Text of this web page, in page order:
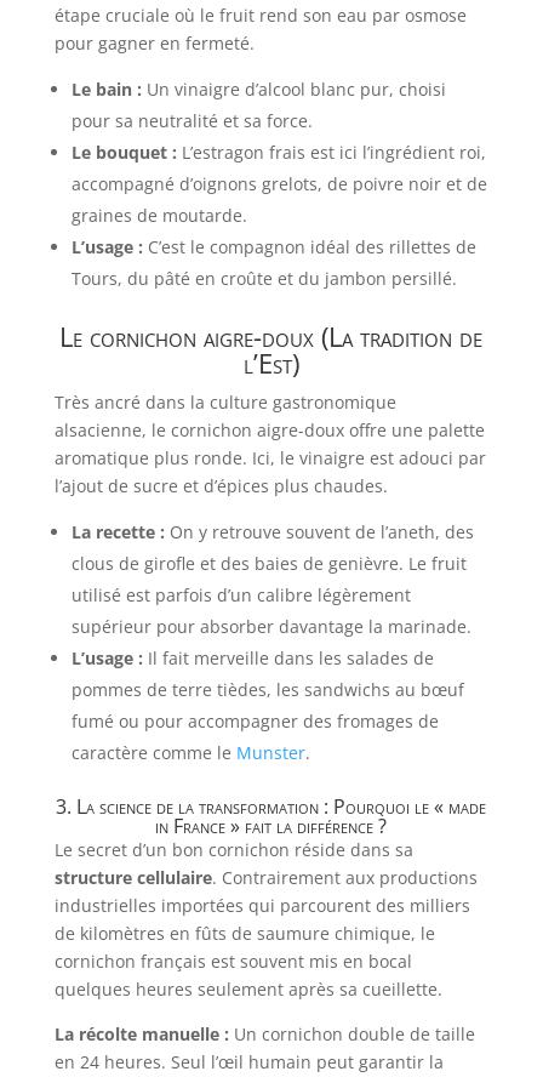
étape cruciale où le fruit rend son eau par osmose
pour gagner en fermeté.
Le bain : Un vinaigre d’alcool blanc pur, choisi
pour sa neutralité et sa force.
Le bouquet : L’estragon frais est ici l’ingrédient roi,
accompagné d’oignons grelots, de poivre noir et de
graines de moutarde.
L’usage : C’est le compagnon idéal des rillettes de
Tours, du pâté en croûte et du jambon persillé.
Le cornichon aigre-doux (La tradition de
l’Est)
Très ancré dans la culture gastronomique
alsacienne, le cornichon aigre-doux offre une palette
aromatique plus ronde. Ici, le vinaigre est adouci par
l’ajout de sucre et d’épices plus chaudes.
La recette : On y retrouve souvent de l’aneth, des
clous de girofle et des baies de genièvre. Le fruit
utilisé est parfois d’un calibre légèrement
supérieur pour absorber davantage la marinade.
L’usage : Il fait merveille dans les salades de
pommes de terre tièdes, les sandwichs au bœuf
fumé ou pour accompagner des fromages de
caractère comme le Munster.
3. La science de la transformation : Pourquoi le « made
in France » fait la différence ?
Le secret d’un bon cornichon réside dans sa
structure cellulaire. Contrairement aux productions
industrielles importées qui parcourent des milliers
de kilomètres en fûts de saumure chimique, le
cornichon français est souvent mis en bocal
quelques heures seulement après sa cueillette.
La récolte manuelle : Un cornichon double de taille
en 24 heures. Seul l’œil humain peut garantir la